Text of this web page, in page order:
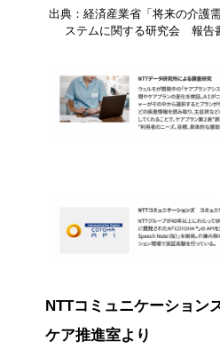
出典：経済産業省「将来の介護
ステムに関する研究会 報告
NTTコミュニケーショ
ケア推進室より